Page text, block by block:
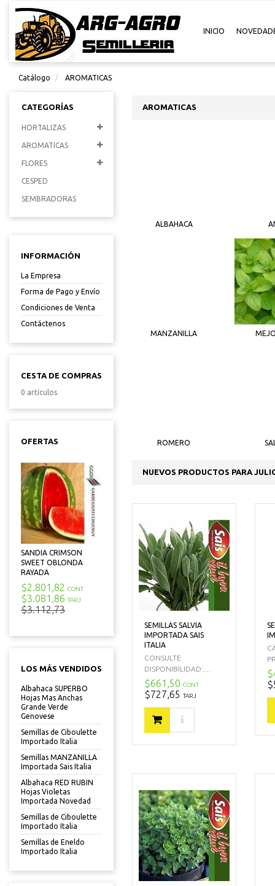
INICIO
Catálogo AROMATICAS
CATEGORÍAS
HORTALIZAS
AROMATICAS
FLORES
CESPED
SEMBRADORAS
INFORMACIÓN
La Empresa
Forma de Pago y Envío
Condiciones de Venta
Contáctenos
CESTA DE COMPRAS
0 artículos
OFERTAS
SANDIA CRIMSON
SWEET OBLONDA
RAYADA
$2.801,82 CONT
$3.081,86 TARJ
$3.112,73
LOS MÁS VENDIDOS
Albahaca SUPERBO
Hojas Mas Anchas
Grande Verde
Genovese
Semillas de Ciboulette
Importado Italia
Semillas MANZANILLA
Importada Sais Italia
Albahaca RED RUBIN
Hojas Violetas
Importada Novedad
Semillas de Ciboulette
Importado Italia
Semillas de Eneldo
Importado Italia
AROMATICAS
ALBAHACA
MANZANILLA
ROMERO
NUEVOS PRODUCTOS PARA
SEMILLAS SALVIA
IMPORTADA SAIS
ITALIA
CONSULTE
DISPONIBILIDAD:....
$661,50 CONT
$727,65 TARJ